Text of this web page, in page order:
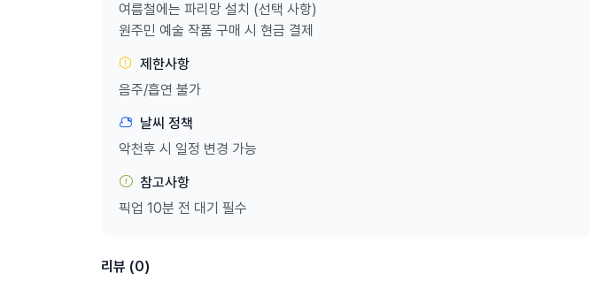
여름철에는 파리망 설치 (선택 사항)
원주민 예술 작품 구매 시 현금 결제
제한사항
음주/흡연 불가
날씨 정책
악천후 시 일정 변경 가능
참고사항
픽업 10분 전 대기 필수
리뷰 (0)